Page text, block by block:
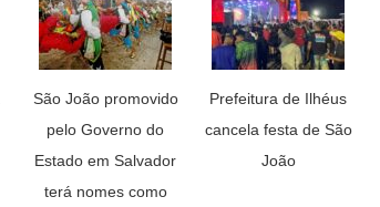
São João promovido
pelo Governo do
Estado em Salvador
terá nomes como
Prefeitura de Ilhéus
cancela festa de São
João